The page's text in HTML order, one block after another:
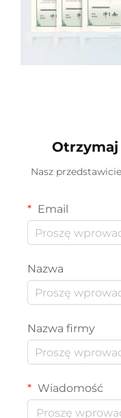
Otrzymaj
Nasz
Email
Nazwa
Nazwa firmy
Wiadomość